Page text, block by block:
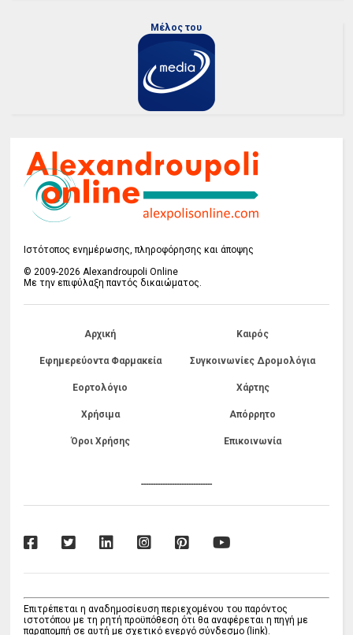
Μέλος του
Ιστότοπος ενημέρωσης, πληροφόρησης και άποψης
© 2009-2026 Alexandroupoli Online
Με την επιφύλαξη παντός δικαιώματος.
Αρχική Καιρός
Εφημερεύοντα Φαρμακεία Συγκοινωνίες Δρομολόγια
Εορτολόγιο Χάρτης
Χρήσιμα Απόρρητο
Όροι Χρήσης Επικοινωνία
------------------------------
Επιτρέπεται η αναδημοσίευση περιεχομένου του παρόντος
ιστοτόπου με τη ρητή προϋπόθεση ότι θα αναφέρεται η πηγή με
παραπομπή σε αυτή με σχετικό ενεργό σύνδεσμο (link).